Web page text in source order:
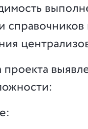
проекта